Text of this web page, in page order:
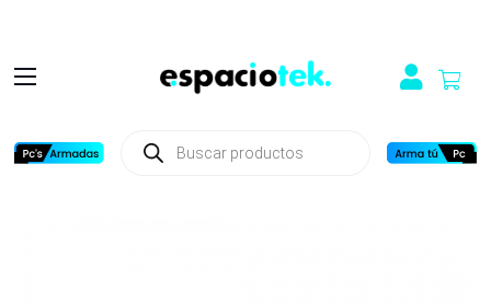
productos